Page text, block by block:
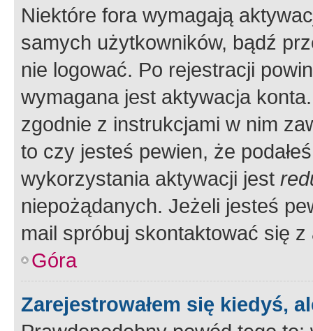
Niektóre fora wymagają
samych użytkowników, bądź
nie logować. Po rejestracji
wymagana jest aktywacja
zgodnie z instrukcjami w nim
to czy jesteś pewien, że
wykorzystania aktywacji jest
niepożądanych. Jeżeli jesteś
mail spróbuj skontaktować się
Góra
Zarejestrowałem się kiedyś,